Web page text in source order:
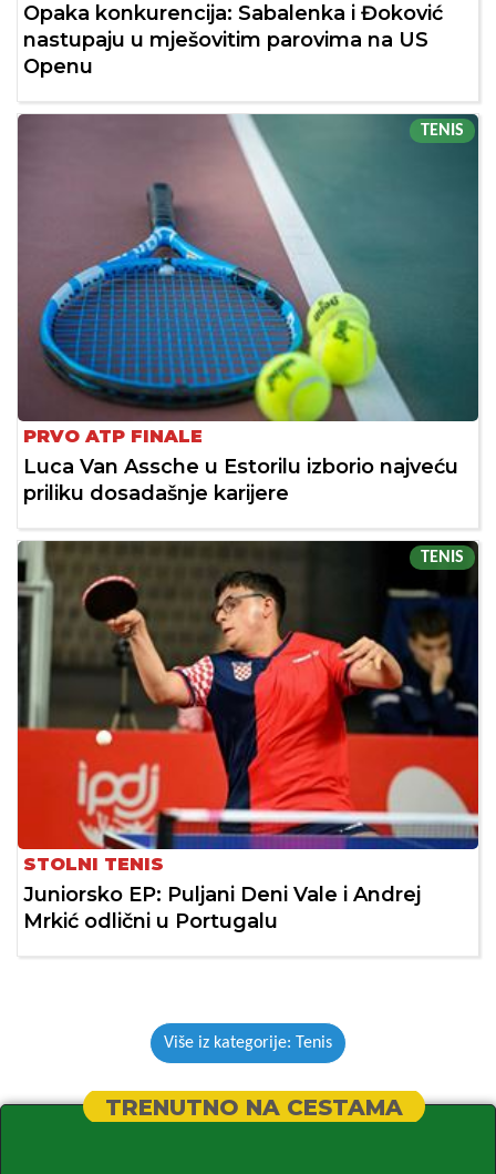
Opaka konkurencija: Sabalenka i Đoković
nastupaju u mješovitim parovima na US
Openu
TENIS
PRVO ATP FINALE
Luca Van Assche u Estorilu izborio najveću
priliku dosadašnje karijere
TENIS
STOLNI TENIS
Juniorsko EP: Puljani Deni Vale i Andrej
Mrkić odlični u Portugalu
Više iz kategorije: Tenis
TRENUTNO NA CESTAMA